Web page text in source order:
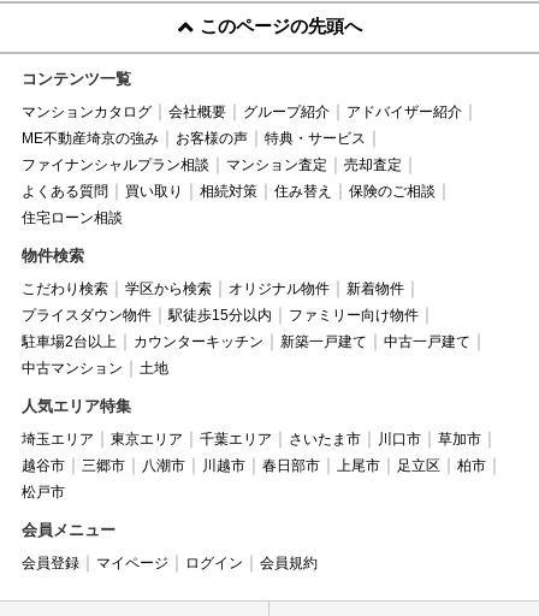
このページの先頭へ
コンテンツ一覧
マンションカタログ 会社概要 グループ紹介
アドバイザー紹介
ME不動産埼京の強み
お客様の声
特典・サービス
ファイナンシャルプラン相談
マンション査定
売却査定
よくある質問
買い取り 相続対策 住み替え
保険のご相談
住宅ローン相談
物件検索
こだわり検索 学区から検索 オリジナル物件
新着物件
プライスダウン物件
駅徒歩15分以内
ファミリー向け物件
駐車場2台以上
カウンターキッチン 新築一戸建て
中古一戸建て
中古マンション
土地
人気エリア特集
埼玉エリア 東京エリア 千葉エリア さいたま市 川口市
草加市
越谷市
三郷市 八潮市 川越市 春日部市 上尾市 足立区
柏市
松戸市
会員メニュー
会員登録 マイページ ログイン 会員規約